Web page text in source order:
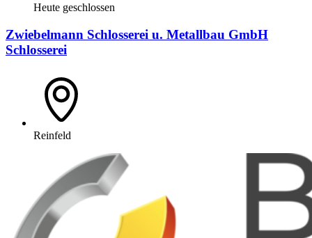
Heute geschlossen
Zwiebelmann Schlosserei u. Metallbau GmbH
Schlosserei
Reinfeld